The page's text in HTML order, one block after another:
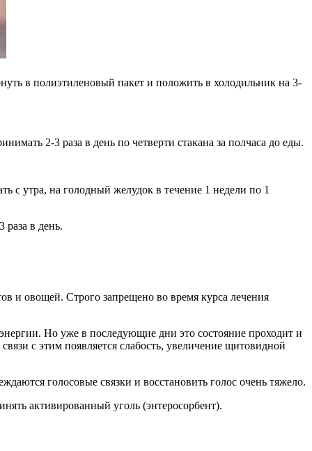
в полиэтиленовый пакет и положить в холодильник на 3-
2-3 раза в день по четверти стакана за полчаса до еды.
с утра, на голодный желудок в течение 1 недели по 1
раза в день.
и овощей. Строго запрещено во время курса лечения
Но уже в последующие дни это состояние проходит и
с этим появляется слабость, увеличение щитовидной
голосовые связки и восстановить голос очень тяжело.
активированный уголь (энтеросорбент).